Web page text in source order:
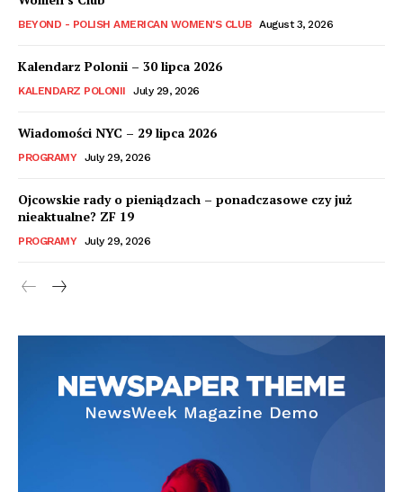
BEYOND - POLISH AMERICAN WOMEN'S CLUB August 3, 2026
Kalendarz Polonii – 30 lipca 2026
KALENDARZ POLONII July 29, 2026
Wiadomości NYC – 29 lipca 2026
PROGRAMY July 29, 2026
Ojcowskie rady o pieniądzach – ponadczasowe czy już
nieaktualne? ZF 19
PROGRAMY July 29, 2026